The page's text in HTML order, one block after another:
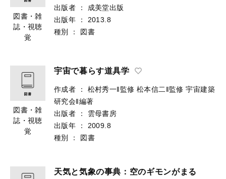
図書・雑
誌・視聴
覚
出版者
：
成美堂出版
出版年
：
2013.8
種別
： 図書
図書・雑
誌・視聴
覚
宇宙で暮らす道具学
作成者 ： 松村秀一‖監修 松本信二‖監修 宇宙建築
研究会‖編著
出版者
：
雲母書房
出版年
：
2009.8
種別
： 図書
天気と気象の事典：空のギモンがまる